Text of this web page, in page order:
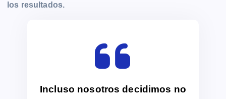
los resultados.
Incluso nosotros decidimos no